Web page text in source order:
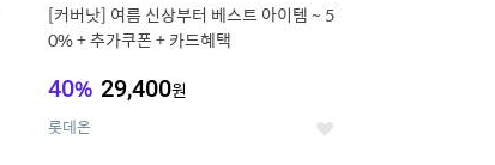
[커버낫] 여름 신상부터 베스트 아이템 ~ 5
0% + 추가쿠폰 + 카드혜택
40% 29,400원
롯데온 좋